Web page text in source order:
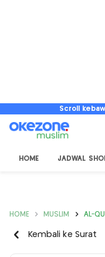
Scroll
HOME JADWAL
HOME MUSLIM AL-
Kembali ke Surat